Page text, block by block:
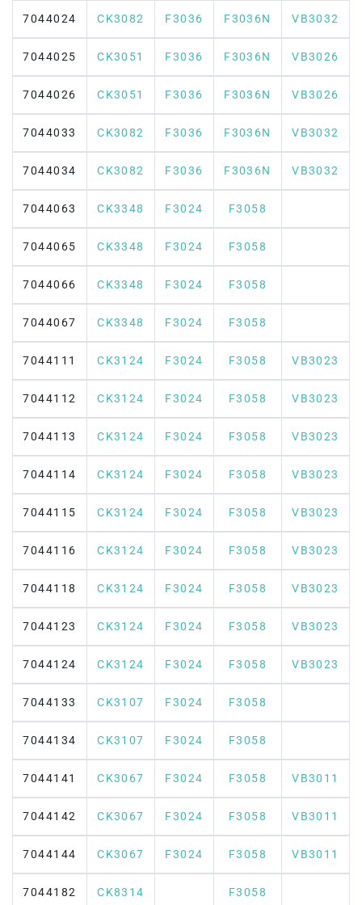
7044024 CK3082 F3036 F3036N VB3032
7044025 CK3051 F3036 F3036N VB3026
7044026 CK3051 F3036 F3036N VB3026
7044033 CK3082 F3036 F3036N VB3032
7044034 CK3082 F3036 F3036N VB3032
7044063 CK3348 F3024 F3058
7044065 CK3348 F3024 F3058
7044066 CK3348 F3024 F3058
7044067 CK3348 F3024 F3058
7044111 CK3124 F3024 F3058 VB3023
7044112 CK3124 F3024 F3058 VB3023
7044113 CK3124 F3024 F3058 VB3023
7044114 CK3124 F3024 F3058 VB3023
7044115 CK3124 F3024 F3058 VB3023
7044116 CK3124 F3024 F3058 VB3023
7044118 CK3124 F3024 F3058 VB3023
7044123 CK3124 F3024 F3058 VB3023
7044124 CK3124 F3024 F3058 VB3023
7044133 CK3107 F3024 F3058
7044134 CK3107 F3024 F3058
7044141 CK3067 F3024 F3058 VB3011
7044142 CK3067 F3024 F3058 VB3011
7044144 CK3067 F3024 F3058 VB3011
7044182 CK8314 F3058